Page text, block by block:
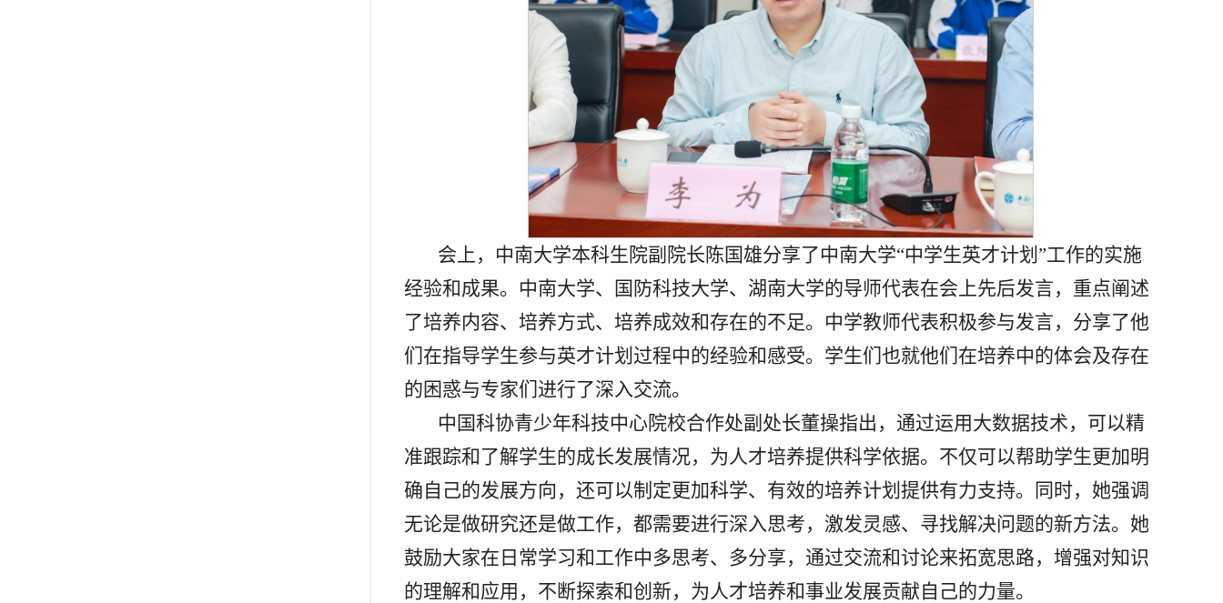
会上，中南大学本科生院副院长陈国雄分享了中南大学“中学生英才计划”工作的实施
经验和成果。中南大学、国防科技大学、湖南大学的导师代表在会上先后发言，重点阐述
了培养内容、培养方式、培养成效和存在的不足。中学教师代表积极参与发言，分享了他
们在指导学生参与英才计划过程中的经验和感受。学生们也就他们在培养中的体会及存在
的困惑与专家们进行了深入交流。
中国科协青少年科技中心院校合作处副处长董操指出，通过运用大数据技术，可以精
准跟踪和了解学生的成长发展情况，为人才培养提供科学依据。不仅可以帮助学生更加明
确自己的发展方向，还可以制定更加科学、有效的培养计划提供有力支持。同时，她强调
无论是做研究还是做工作，都需要进行深入思考，激发灵感、寻找解决问题的新方法。她
鼓励大家在日常学习和工作中多思考、多分享，通过交流和讨论来拓宽思路，增强对知识
的理解和应用，不断探索和创新，为人才培养和事业发展贡献自己的力量。